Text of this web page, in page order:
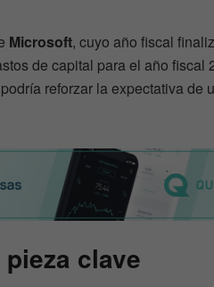
Microsoft, cuyo año fiscal
de capital para el año fiscal
reforzar la expectativa de
clave